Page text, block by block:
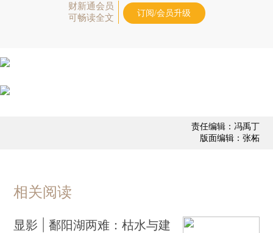
财新通会员
可畅读全文
订阅/会员升级
责任编辑：冯禹丁
版面编辑：张柘
相关阅读
显影 | 鄱阳湖两难：枯水与建